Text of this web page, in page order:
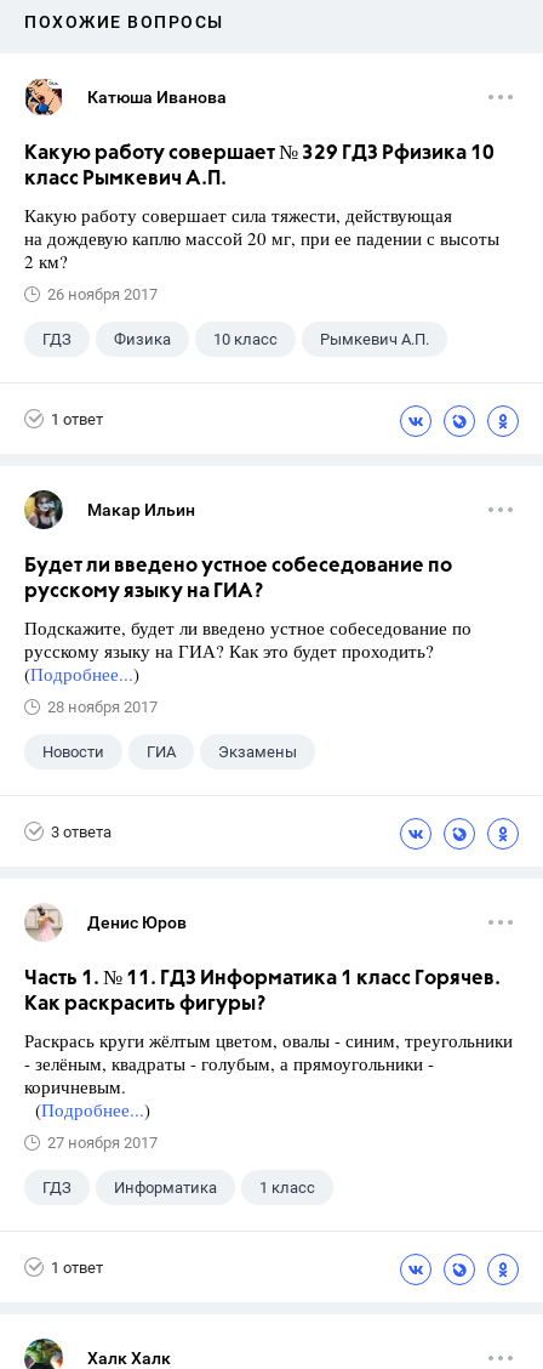
ПОХОЖИЕ ВОПРОСЫ
Катюша Иванова
Какую работу совершает № 329 ГДЗ Рфизика 10
класс Рымкевич А.П.
Какую работу совершает сила тяжести, действующая
на дождевую каплю массой 20 мг, при ее падении с высоты
2 км?
26 ноября 2017
ГДЗ Физика 10 класс Рымкевич А.П.
1 ответ
Макар Ильин
Будет ли введено устное собеседование по
русскому языку на ГИА?
Подскажите, будет ли введено устное собеседование по
русскому языку на ГИА? Как это будет проходить?
(Подробнее...)
28 ноября 2017
Новости ГИА Экзамены
3 ответа
Денис Юров
Часть 1. № 11. ГДЗ Информатика 1 класс Горячев.
Как раскрасить фигуры?
Раскрась круги жёлтым цветом, овалы - синим, треугольники
- зелёным, квадраты - голубым, а прямоугольники -
коричневым.
(Подробнее...)
27 ноября 2017
ГДЗ Информатика 1 класс
1 ответ
Халк Халк